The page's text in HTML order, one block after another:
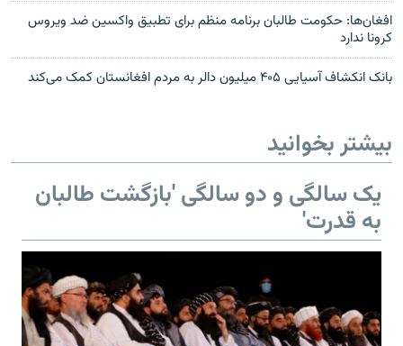
افغان‌ها: حکومت طالبان برنامه منظم برای تطبیق واکسین ضد ویروس
کرونا ندارد
بانک انکشاف آسیایی ۴۰۵ میلیون دالر به مردم افغانستان کمک می‌کند
بیشتر بخوانید
یک سالگی و دو سالگی 'بازگشت طالبان
به قدرت'